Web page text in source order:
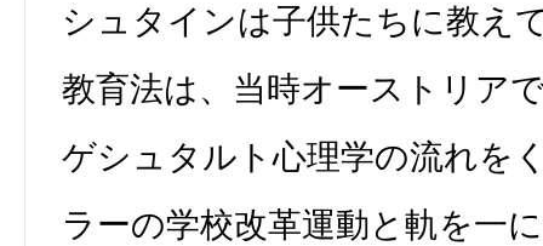
シュタインは子供たちに教え
教育法は、当時オーストリア
ゲシュタルト心理学の流れを
ラーの学校改革運動と軌を一